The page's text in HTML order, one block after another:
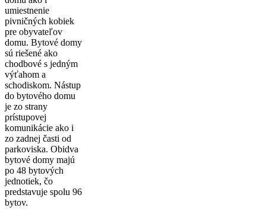
umiestnenie
pivničných kobiek
pre obyvateľov
domu. Bytové domy
sú riešené ako
chodbové s jedným
výťahom a
schodiskom. Nástup
do bytového domu
je zo strany
prístupovej
komunikácie ako i
zo zadnej časti od
parkoviska. Obidva
bytové domy majú
po 48 bytových
jednotiek, čo
predstavuje spolu 96
bytov.